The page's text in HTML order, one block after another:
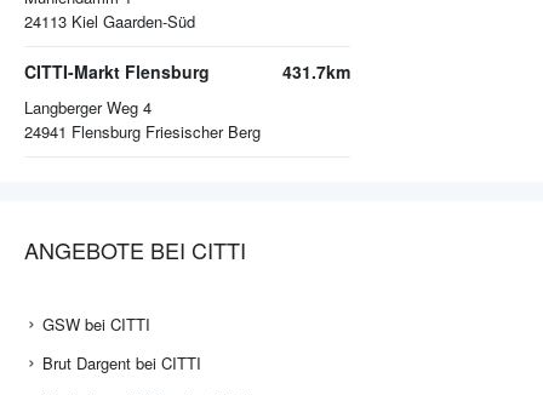
24113 Kiel Gaarden-Süd
CITTI-Markt Flensburg
Langberger Weg 4
24941 Flensburg Friesischer Berg
431.7km
ANGEBOTE BEI CITTI
GSW bei CITTI
Brut Dargent bei CITTI